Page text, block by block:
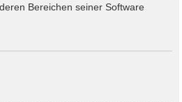
Bereichen seiner Software